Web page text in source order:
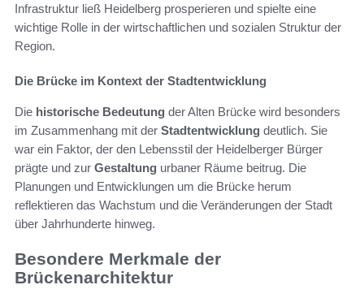
Infrastruktur ließ Heidelberg prosperieren und spielte eine
wichtige Rolle in der wirtschaftlichen und sozialen Struktur der
Region.
Die Brücke im Kontext der Stadtentwicklung
Die historische Bedeutung der Alten Brücke wird besonders
im Zusammenhang mit der Stadtentwicklung deutlich. Sie
war ein Faktor, der den Lebensstil der Heidelberger Bürger
prägte und zur Gestaltung urbaner Räume beitrug. Die
Planungen und Entwicklungen um die Brücke herum
reflektieren das Wachstum und die Veränderungen der Stadt
über Jahrhunderte hinweg.
Besondere Merkmale der
Brückenarchitektur